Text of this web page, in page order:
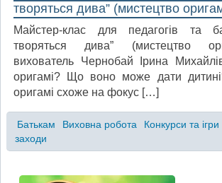
творяться дива” (мистецтво
Майстер-клас для педагогів та
творяться дива” (мистецтво
вихователь Чернобай Ірина
оригамі? Що воно може дати
оригамі схоже на фокус […]
Батькам Виховна робота Конкурси та ігри
заходи